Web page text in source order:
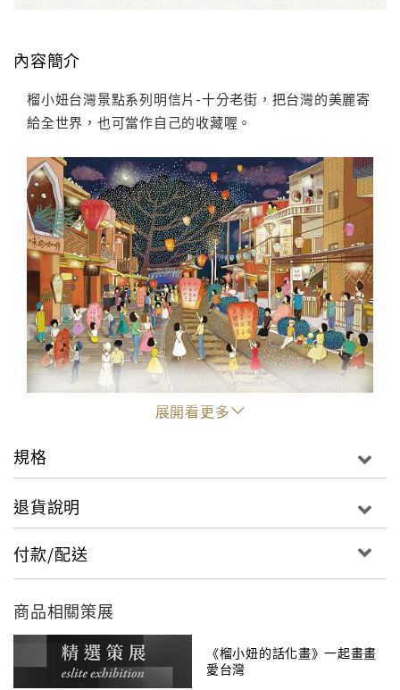
內容簡介
榴小妞台灣景點系列明信片-十分老街，把台灣的美麗寄
給全世界，也可當作自己的收藏喔。
展開看更多
規格
退貨說明
付款/配送
商品相關策展
《榴小妞的話化畫》一起畫畫
愛台灣